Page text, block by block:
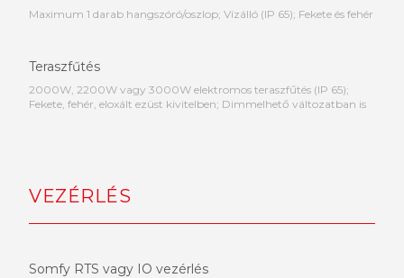
Maximum 1 darab hangszóró/oszlop; Vízálló (IP 65); Fekete és fehér
Teraszfűtés
2000W, 2200W vagy 3000W elektromos teraszfűtés (IP 65);
Fekete, fehér, eloxált ezüst kivitelben; Dimmelhető változatban is
VEZÉRLÉS
Somfy RTS vagy IO vezérlés